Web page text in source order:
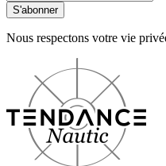
S'abonner
Nous respectons votre vie